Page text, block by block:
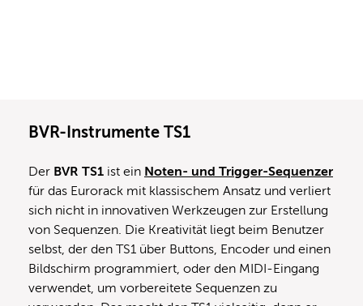
BVR-Instrumente TS1
Der BVR TS1 ist ein Noten- und Trigger-Sequenzer
für das Eurorack mit klassischem Ansatz und verliert
sich nicht in innovativen Werkzeugen zur Erstellung
von Sequenzen. Die Kreativität liegt beim Benutzer
selbst, der den TS1 über Buttons, Encoder und einen
Bildschirm programmiert, oder den MIDI-Eingang
verwendet, um vorbereitete Sequenzen zu